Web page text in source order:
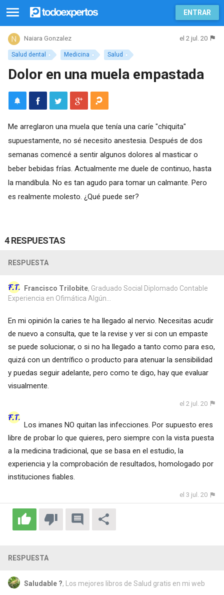
ENTRAR
Salud dental Medicina Salud
Naiara Gonzalez el 2 jul. 20
Dolor en una muela empastada
Me arreglaron una muela que tenía una caríe "chiquita"
supuestamente, no sé necesito anestesia. Después de dos
semanas comencé a sentir algunos dolores al masticar o
beber bebidas frías. Actualmente me duele de continuo, hasta
la mandíbula. No es tan agudo para tomar un calmante. Pero
es realmente molesto. ¿Qué puede ser?
4 RESPUESTAS
RESPUESTA
Francisco Trilobite, Graduado Social Diplomado Contable
Experiencia en Ofimática Algún...
En mi opinión la caries te ha llegado al nervio. Necesitas acudir
de nuevo a consulta, que te la revise y ver si con un empaste
se puede solucionar, o si no ha llegado a tanto como para eso,
quizá con un dentrífico o producto para atenuar la sensibilidad
y puedas seguir adelante, pero como te digo, hay que evaluar
visualmente.
el 2 jul. 20
Los imanes NO quitan las infecciones. Por supuesto eres
libre de probar lo que quieres, pero siempre con la vista puesta
a la medicina tradicional, que se basa en el estudio, la
experiencia y la comprobación de resultados, homologado por
instituciones fiables.
el 3 jul. 20
RESPUESTA
Saludable ?, Los mejores libros de Salud gratis en mi web